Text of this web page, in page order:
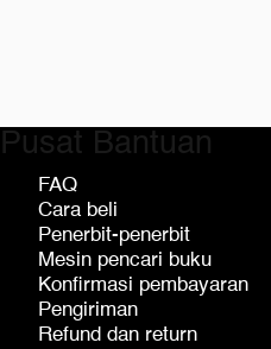
Pusat Bantuan
FAQ
Cara beli
Penerbit-penerbit
Mesin pencari buku
Konfirmasi pembayaran
Pengiriman
Refund dan return